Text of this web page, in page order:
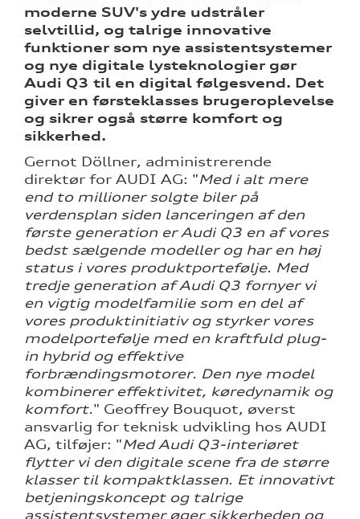
moderne SUV's ydre udstråler
selvtillid, og talrige innovative
funktioner som nye assistentsystemer
og nye digitale lysteknologier gør
Audi Q3 til en digital følgesvend. Det
giver en førsteklasses brugeroplevelse
og sikrer også større komfort og
sikkerhed.
Gernot Döllner, administrerende
direktør for AUDI AG: "Med i alt mere
end to millioner solgte biler på
verdensplan siden lanceringen af den
første generation er Audi Q3 en af vores
bedst sælgende modeller og har en høj
status i vores produktportefølje. Med
tredje generation af Audi Q3 fornyer vi
en vigtig modelfamilie som en del af
vores produktinitiativ og styrker vores
modelportefølje med en kraftfuld plug-
in hybrid og effektive
forbrændingsmotorer. Den nye model
kombinerer effektivitet, køredynamik og
komfort." Geoffrey Bouquot, øverst
ansvarlig for teknisk udvikling hos AUDI
AG, tilføjer: "Med Audi Q3-interiøret
flytter vi den digitale scene fra de større
klasser til kompaktklassen. Et innovativt
betjeningskoncept og talrige
assistentsystemer øger sikkerheden og